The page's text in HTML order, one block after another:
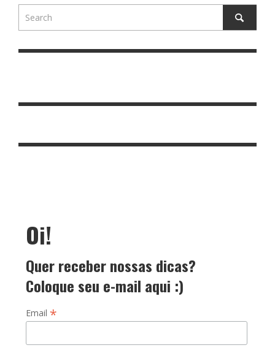
Oi!
Quer receber nossas dicas?
Coloque seu e-mail aqui :)
Email *